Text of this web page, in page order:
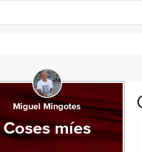
Miguel Mingotes
Coses míes